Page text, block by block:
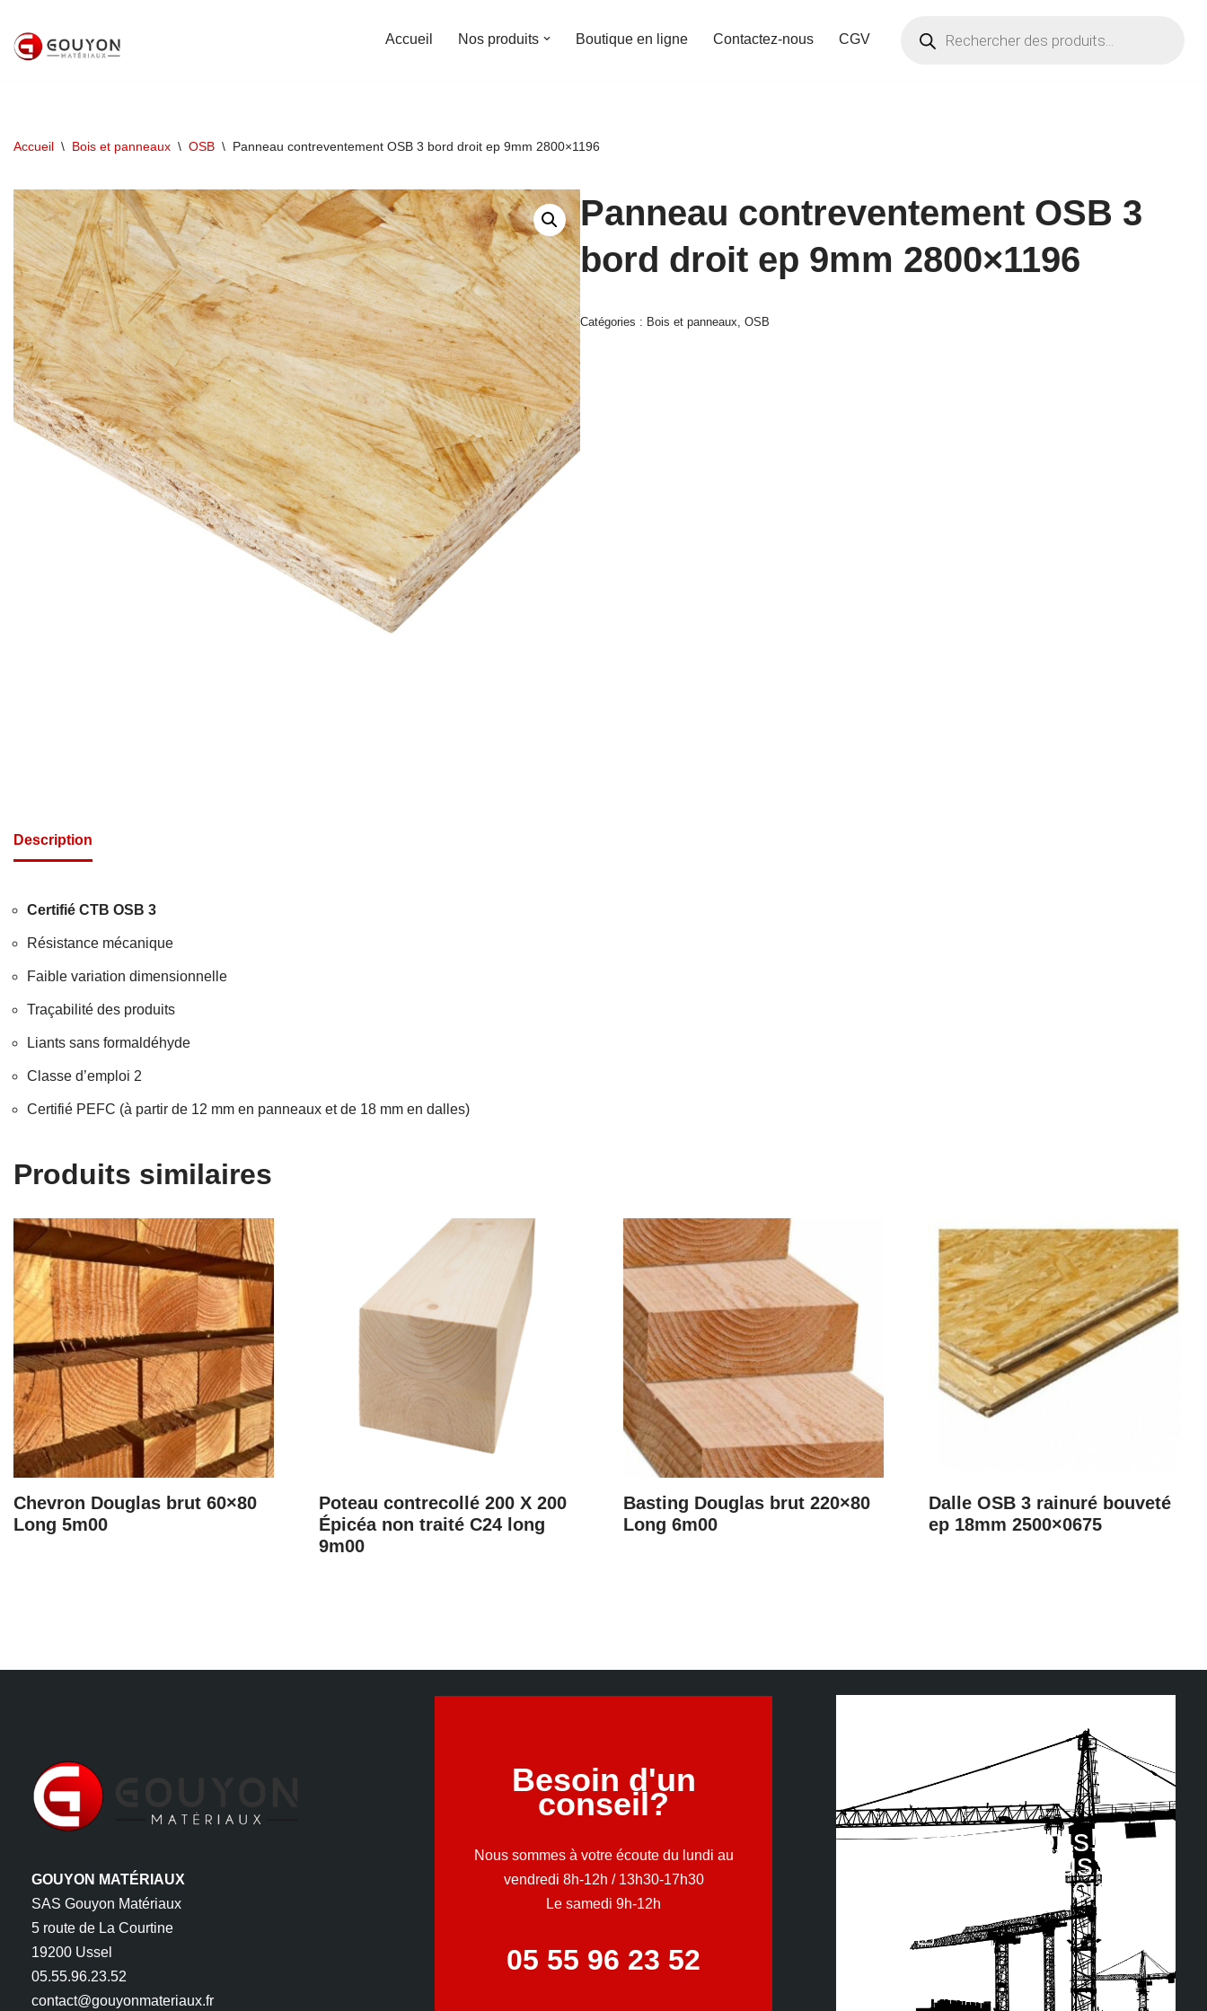
Aller
Accueil Nos produits Boutique en ligne Contactez-nous CGV
Accueil \ Bois et panneaux \ OSB \ Panneau contreventement OSB 3 bord droit ep 9mm 2800×1196
Panneau contreventement OSB 3
bord droit ep 9mm 2800×1196
Catégories : Bois et panneaux, OSB
Description
Certifié CTB OSB 3
Résistance mécanique
Faible variation dimensionnelle
Traçabilité des produits
Liants sans formaldéhyde
Classe d’emploi 2
Certifié PEFC (à partir de 12 mm en panneaux et de 18 mm en dalles)
Produits similaires
Chevron Douglas brut 60×80
Long 5m00
Poteau contrecollé 200 X 200
Épicéa non traité C24 long
9m00
Basting Douglas brut 220×80
Long 6m00
Dalle OSB 3 rainuré bouveté
ep 18mm 2500×0675
GOUYON MATÉRIAUX
SAS Gouyon Matériaux
5 route de La Courtine
19200 Ussel
05.55.96.23.52
contact@gouyonmateriaux.fr
Besoin d'un
conseil?
Nous sommes à votre écoute du lundi au
vendredi 8h-12h / 13h30-17h30
Le samedi 9h-12h
05 55 96 23 52
Suivez nous!
Retrouvez-nous sur
les réseaux sociaux